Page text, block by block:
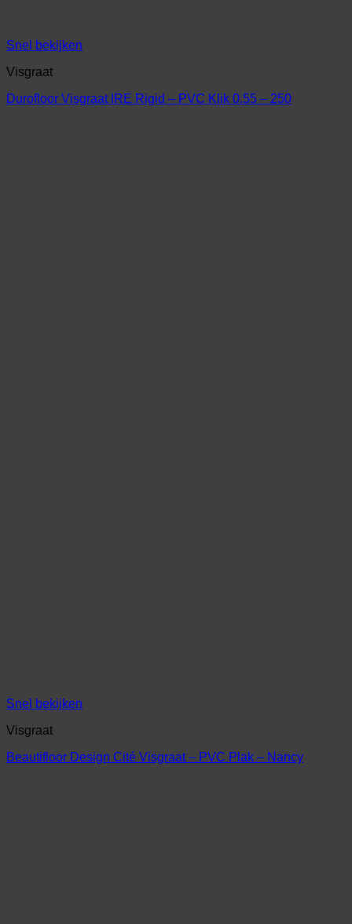
Snel bekijken
Visgraat
Durofloor Visgraat IRE Rigid – PVC Klik 0.55 – 250
Snel bekijken
Visgraat
Beautifloor Design Cité Visgraat – PVC Plak – Nancy